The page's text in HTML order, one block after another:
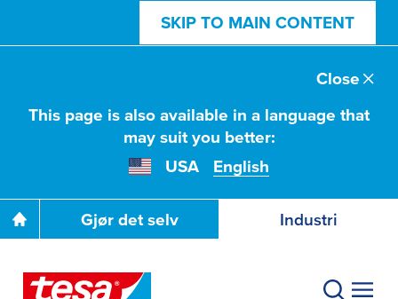
SKIP TO MAIN CONTENT
This page is also available in a language that
may suit you better:
USA
English
Close
Gjør det selv Industri